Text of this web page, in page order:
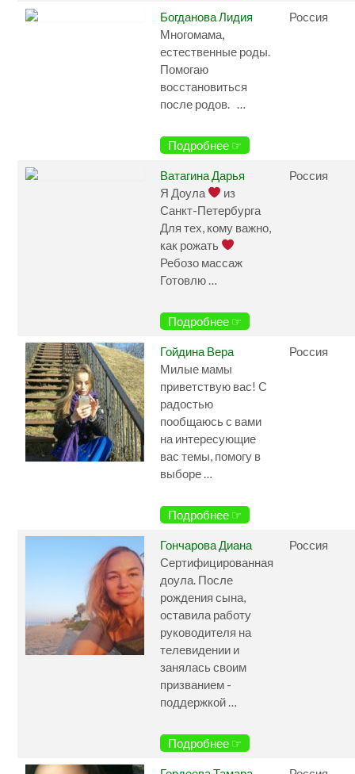
Богданова Лидия
Многомама,
естественные роды.
Помогаю
восстановиться
после родов. …
Подробнее ☞
Россия
Ватагина Дарья
Я Доула
из
Санкт-Петербурга
Для тех, кому важно,
как рожать
Ребозо массаж
Готовлю …
Подробнее ☞
Россия
Гойдина Вера
Милые мамы
приветствую вас! С
радостью
пообщаюсь с вами
на интересующие
вас темы, помогу в
выборе …
Подробнее ☞
Россия
Гончарова Диана
Сертифицированная
доула. После
рождения сына,
оставила работу
руководителя на
телевидении и
занялась своим
призванием -
поддержкой …
Подробнее ☞
Россия